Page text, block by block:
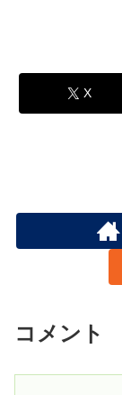
X
コメント